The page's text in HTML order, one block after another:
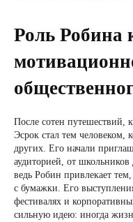
Роль Робина
После сотен путешествий,
Эсрок стал тем человеком,
других. Его начали
аудиторией, от
ведь Робин привлекает
с бумажки. Его
фестивалях и
сильную идею: иногда